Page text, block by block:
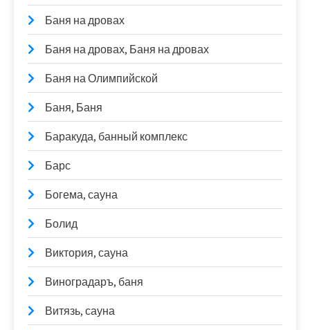
Баня на дровах
Баня на дровах, Баня на дровах
Баня на Олимпийской
Баня, Баня
Баракуда, банный комплекс
Барс
Богема, сауна
Болид
Виктория, сауна
Виноградаръ, баня
Витязь, сауна